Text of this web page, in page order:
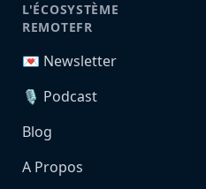
L'ÉCOSYSTÈME
REMOTEFR
💌 Newsletter
🎙️ Podcast
Blog
A Propos